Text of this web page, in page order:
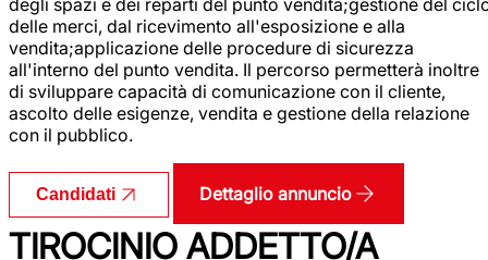
delle merci, dal ricevimento all'esposizione e alla
vendita;applicazione delle procedure di sicurezza
all'interno del punto vendita. Il percorso permetterà inoltre
di sviluppare capacità di comunicazione con il cliente,
ascolto delle esigenze, vendita e gestione della relazione
con il pubblico.
Candidati Dettaglio annuncio
TIROCINIO ADDETTO/A